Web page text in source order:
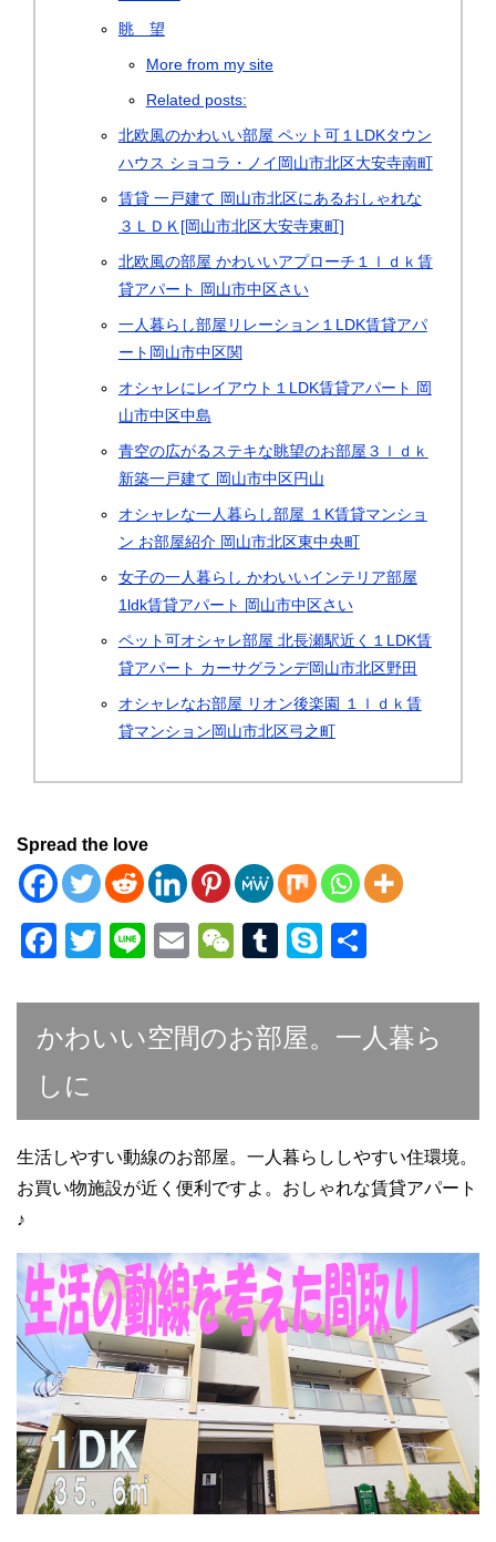
眺 望
More from my site
Related posts:
北欧風のかわいい部屋 ペット可１LDKタウン
ハウス ショコラ・ノイ岡山市北区大安寺南町
賃貸 一戸建て 岡山市北区にあるおしゃれな
３ＬＤＫ[岡山市北区大安寺東町]
北欧風の部屋 かわいいアプローチ１ｌｄｋ賃
貸アパート 岡山市中区さい
一人暮らし部屋リレーション１LDK賃貸アパ
ート岡山市中区関
オシャレにレイアウト１LDK賃貸アパート 岡
山市中区中島
青空の広がるステキな眺望のお部屋３ｌｄｋ
新築一戸建て 岡山市中区円山
オシャレな一人暮らし部屋 １K賃貸マンショ
ン お部屋紹介 岡山市北区東中央町
女子の一人暮らし かわいいインテリア部屋
1ldk賃貸アパート 岡山市中区さい
ペット可オシャレ部屋 北長瀬駅近く１LDK賃
貸アパート カーサグランデ岡山市北区野田
オシャレなお部屋 リオン後楽園 １ｌｄｋ賃
貸マンション岡山市北区弓之町
Spread the love
F
c
e
b
o
o
k
T
tt
er
Li
e
E
ail
W
C
h
T
m
bl
S
p
e
かわいい空間のお部屋。一人暮ら
しに
生活しやすい動線のお部屋。一人暮らししやすい住環境。
お買い物施設が近く便利ですよ。おしゃれな賃貸アパート
♪